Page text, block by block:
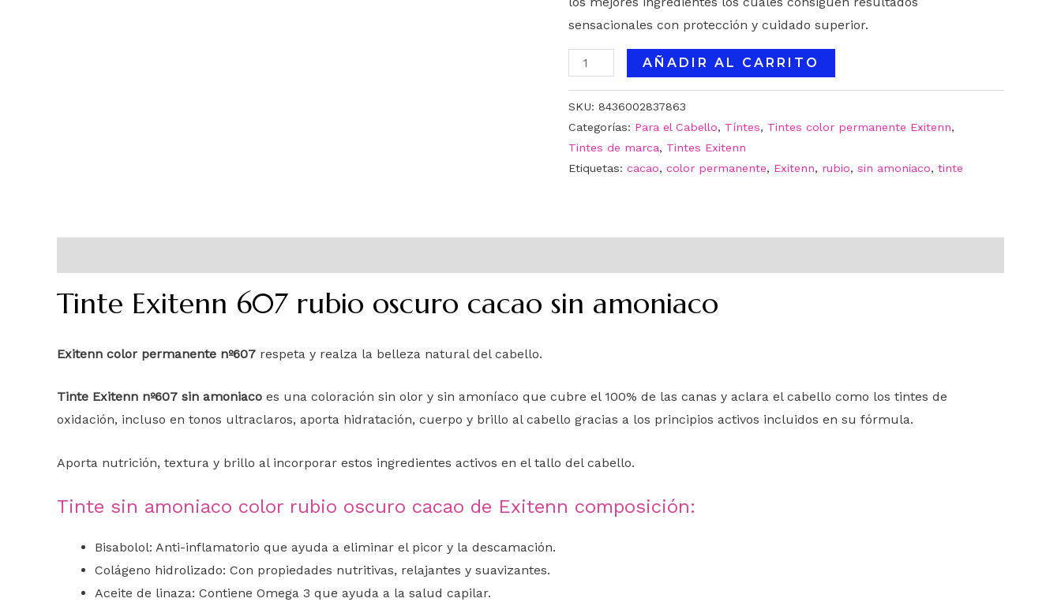
sensacionales con protección y cuidado superior.
AÑADIR AL CARRITO
SKU: 8436002837863
Categorías: Para el Cabello, Tíntes, Tintes color permanente Exitenn,
Tintes de marca, Tintes Exitenn
Etiquetas: cacao, color permanente, Exitenn, rubio, sin amoniaco, tinte
Tinte Exitenn 607 rubio oscuro cacao sin amoniaco
Exitenn color permanente nº607 respeta y realza la belleza natural del cabello.
Tinte Exitenn nº607 sin amoniaco es una coloración sin olor y sin amoníaco que cubre el 100% de las canas y aclara el cabello como los tintes de
oxidación, incluso en tonos ultraclaros, aporta hidratación, cuerpo y brillo al cabello gracias a los principios activos incluidos en su fórmula.
Aporta nutrición, textura y brillo al incorporar estos ingredientes activos en el tallo del cabello.
Tinte sin amoniaco color rubio oscuro cacao de Exitenn composición:
Bisabolol: Anti-inflamatorio que ayuda a eliminar el picor y la descamación.
Colágeno hidrolizado: Con propiedades nutritivas, relajantes y suavizantes.
Aceite de linaza: Contiene Omega 3 que ayuda a la salud capilar.